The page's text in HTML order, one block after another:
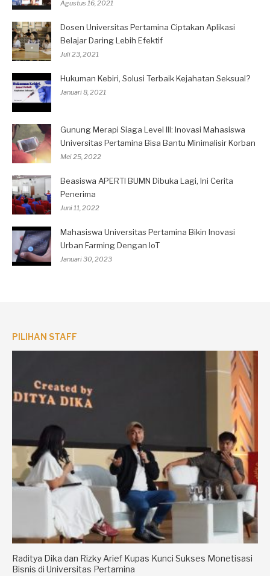
Agustus 16, 2021
Dosen Universitas Pertamina Ciptakan Aplikasi
Belajar Daring Lebih Efektif
Juli 23, 2021
Hukuman Kebiri, Solusi Terbaik Kejahatan Seksual?
Januari 8, 2021
Gunung Merapi Siaga Level III: Inovasi Mahasiswa
Universitas Pertamina Bisa Bantu Minimalisir Korban
Mei 25, 2022
Beasiswa APERTI BUMN Dibuka Lagi, Ini Cerita
Penerima
Juni 11, 2022
Mahasiswa Universitas Pertamina Bikin Inovasi
Urban Farming Dengan IoT
Januari 30, 2023
PILIHAN STAFF
Raditya Dika dan Rizky Arief Kupas Kunci Sukses Monetisasi
Bisnis di Universitas Pertamina